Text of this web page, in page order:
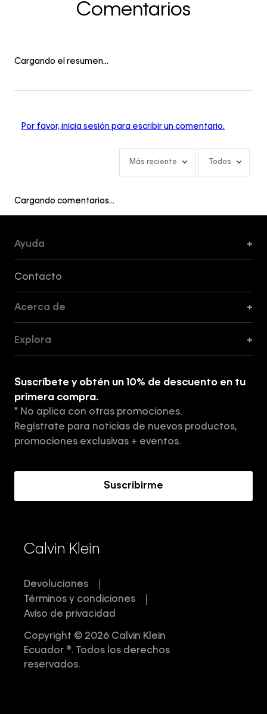
Comentarios
Cargando el resumen…
Por favor, inicia sesión para escribir un comentario.
Más reciente Todos
Cargando comentarios…
Ayuda +
Contacto
Acerca de +
Tiendas
Aviso de privacidad
Términos y Condiciones
Explora +
Suscríbete y obtén un 10% de descuento en tu
primera compra.
* No aplica con otras promociones.
Regístrate para noticias de nuevos productos,
promociones exclusivas + eventos.
Suscribirme
Calvin Klein
Devoluciones
Términos y condiciones
Aviso de privacidad
Copyright © 2026 Calvin Klein
Ecuador ®. Todos los derechos
reservados.